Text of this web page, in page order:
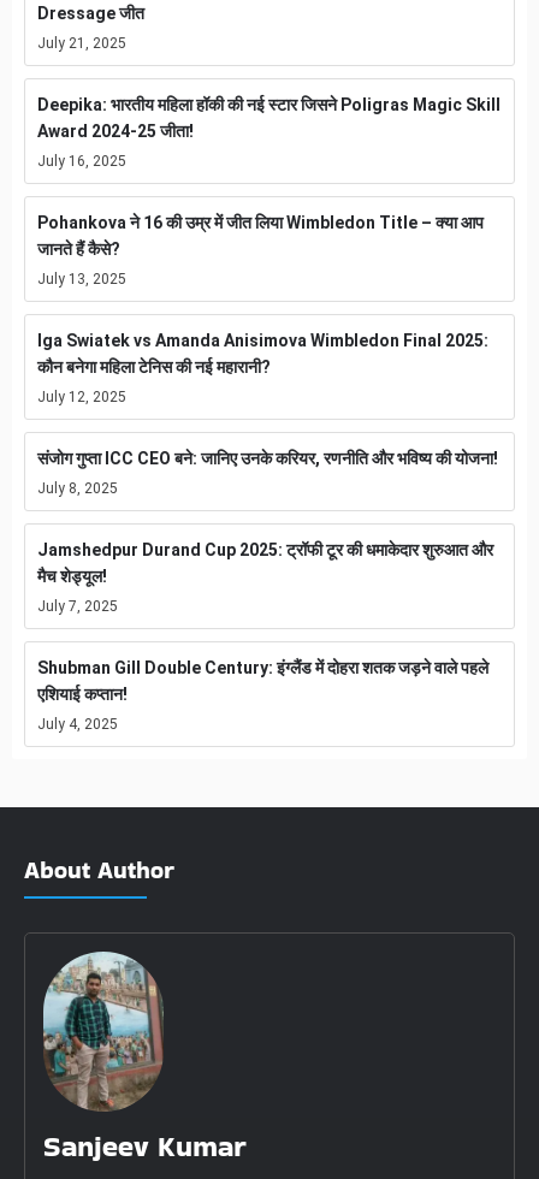
Dressage जीत
July 21, 2025
Deepika: भारतीय महिला हॉकी की नई स्टार जिसने Poligras Magic Skill
Award 2024-25 जीता!
July 16, 2025
Pohankova ने 16 की उम्र में जीत लिया Wimbledon Title – क्या आप
जानते हैं कैसे?
July 13, 2025
Iga Swiatek vs Amanda Anisimova Wimbledon Final 2025:
कौन बनेगा महिला टेनिस की नई महारानी?
July 12, 2025
संजोग गुप्ता ICC CEO बने: जानिए उनके करियर, रणनीति और भविष्य की योजना!
July 8, 2025
Jamshedpur Durand Cup 2025: ट्रॉफी टूर की धमाकेदार शुरुआत और
मैच शेड्यूल!
July 7, 2025
Shubman Gill Double Century: इंग्लैंड में दोहरा शतक जड़ने वाले पहले
एशियाई कप्तान!
July 4, 2025
About Author
Sanjeev Kumar